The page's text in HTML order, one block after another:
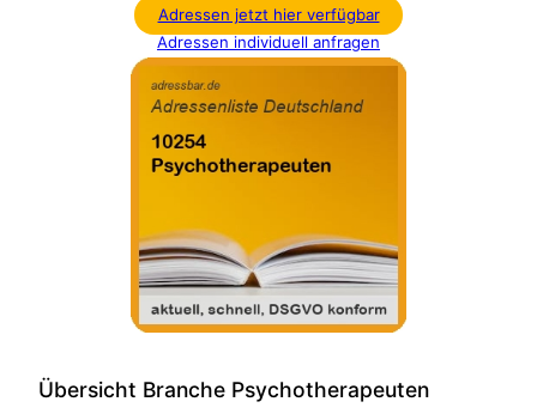
Adressen jetzt hier verfügbar
Adressen individuell anfragen
Übersicht Branche Psychotherapeuten